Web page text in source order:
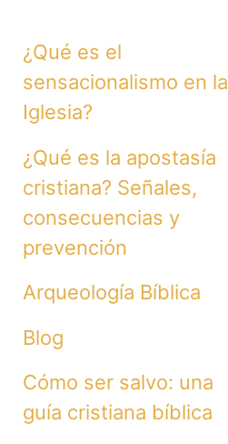
¿Qué es el
sensacionalismo en la
Iglesia?
¿Qué es la apostasía
cristiana? Señales,
consecuencias y
prevención
Arqueología Bíblica
Blog
Cómo ser salvo: una
guía cristiana bíblica